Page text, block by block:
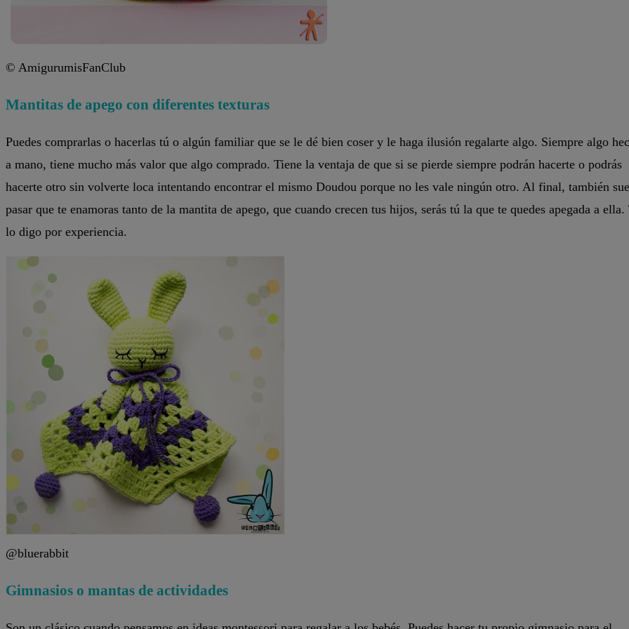
© AmigurumisFanClub
Mantitas de apego con diferentes texturas
Puedes comprarlas o hacerlas tú o algún familiar que se le dé bien coser y le haga ilusión regalarte algo. Siempre algo
a mano, tiene mucho más valor que algo comprado. Tiene la ventaja de que si se pierde siempre podrán hacerte o podrás
hacerte otro sin volverte loca intentando encontrar el mismo Doudou porque no les vale ningún otro. Al final, también
pasar que te enamoras tanto de la mantita de apego, que cuando crecen tus hijos, serás tú la que te quedes apegada a ella.
lo digo por experiencia.
@bluerabbit
Gimnasios o mantas de actividades